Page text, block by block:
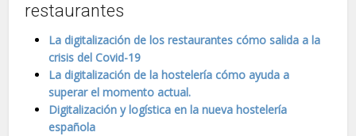
restaurantes
La digitalización de los restaurantes cómo salida a la
crisis del Covid-19
La digitalización de la hostelería cómo ayuda a
superar el momento actual.
Digitalización y logística en la nueva hostelería
española